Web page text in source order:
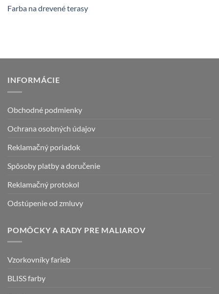
Farba na drevené terasy
INFORMÁCIE
Obchodné podmienky
Ochrana osobných údajov
Reklamačný poriadok
Spôsoby platby a doručenie
Reklamačný protokol
Odstúpenie od zmluvy
POMÔCKY A RADY PRE MALIAROV
Vzorkovníky farieb
BLISS farby